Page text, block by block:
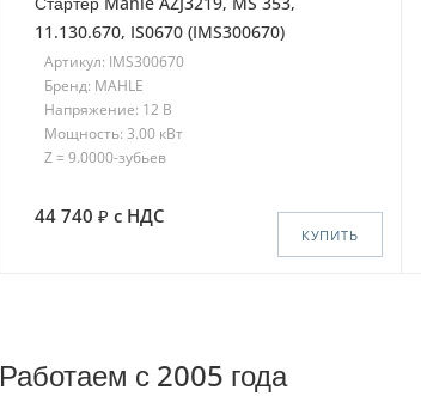
11.130.670, IS0670 (IMS300670)
Артикул: IMS300670
Бренд: MAHLE
Напряжение: 12 В
Мощность: 3.00 кВт
Z = 9.0000-зубьев
44 740 с НДС
КУПИТЬ
Работаем с 2005 года